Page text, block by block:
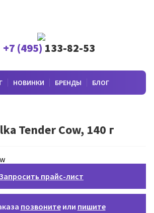
+7 (495) 133-82-53
НОВИНКИ БРЕНДЫ БЛОГ
Tender Cow, 140 г
Запросить прайс-лист
позвонитеили пишите